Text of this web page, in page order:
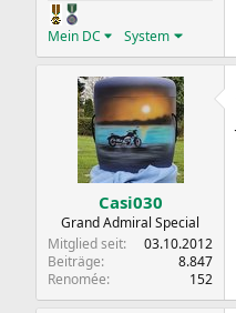
Mein DC System
Casi030
Grand Admiral Special
Mitglied seit
03.10.2012
Beiträge
8.847
Renomée
152